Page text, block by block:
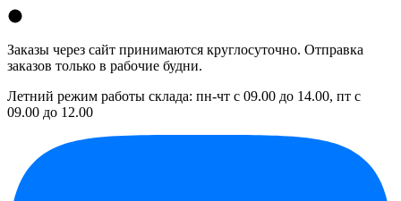
Заказы через сайт принимаются круглосуточно. Отправка
заказов только в рабочие будни.
Летний режим работы склада: пн-чт с 09.00 до 14.00, пт с
09.00 до 12.00